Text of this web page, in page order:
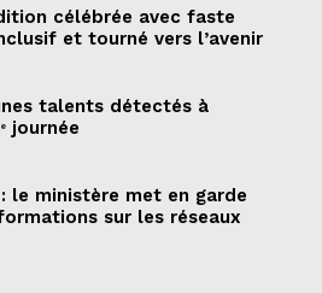
célébrée avec faste
et tourné vers l’avenir
talents détectés à
journée
le ministère met en garde
sur les réseaux